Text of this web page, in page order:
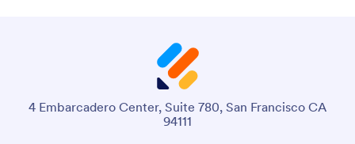
4 Embarcadero Center, Suite 780, San Francisco CA
94111